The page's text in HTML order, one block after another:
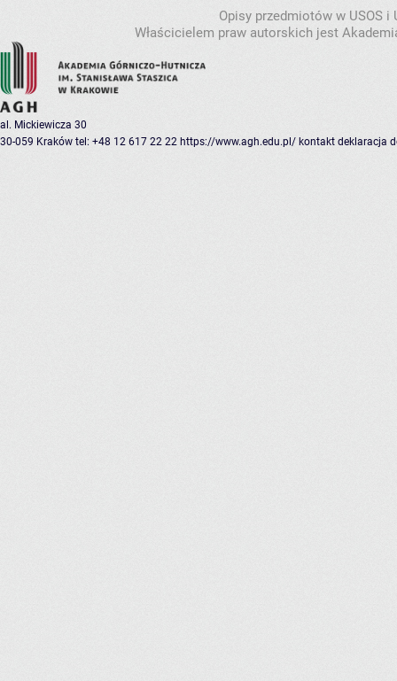
Opisy przedmiotów w USOS
Właścicielem praw autorskich jest
al. Mickiewicza 30
30-059 Kraków tel: +48 12 617 22 22 https://www.agh.edu.pl/ kontakt deklaracja